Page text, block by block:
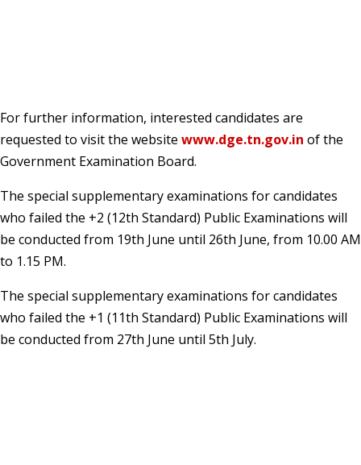
For further information, interested candidates are
requested to visit the website www.dge.tn.gov.in of the
Government Examination Board.
The special supplementary examinations for candidates
who failed the +2 (12th Standard) Public Examinations will
be conducted from 19th June until 26th June, from 10.00 AM
to 1.15 PM.
The special supplementary examinations for candidates
who failed the +1 (11th Standard) Public Examinations will
be conducted from 27th June until 5th July.